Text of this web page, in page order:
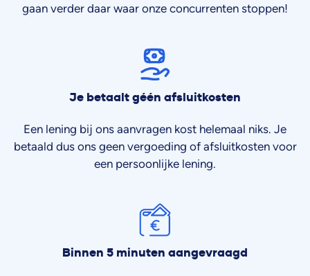
gaan verder daar waar onze concurrenten stoppen!
Je betaalt géén afsluitkosten
Een lening bij ons aanvragen kost helemaal niks. Je
betaald dus ons geen vergoeding of afsluitkosten voor
een persoonlijke lening.
Binnen 5 minuten aangevraagd